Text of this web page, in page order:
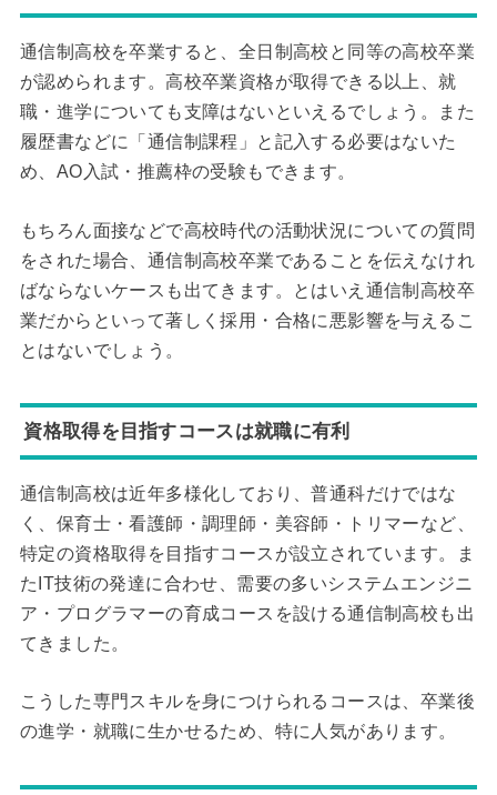
通信制高校を卒業すると、全日制高校と同等の高校卒業
が認められます。高校卒業資格が取得できる以上、就
職・進学についても支障はないといえるでしょう。また
履歴書などに「通信制課程」と記入する必要はないた
め、AO入試・推薦枠の受験もできます。
もちろん面接などで高校時代の活動状況についての質問
をされた場合、通信制高校卒業であることを伝えなけれ
ばならないケースも出てきます。とはいえ通信制高校卒
業だからといって著しく採用・合格に悪影響を与えるこ
とはないでしょう。
資格取得を目指すコースは就職に有利
通信制高校は近年多様化しており、普通科だけではな
く、保育士・看護師・調理師・美容師・トリマーなど、
特定の資格取得を目指すコースが設立されています。ま
たIT技術の発達に合わせ、需要の多いシステムエンジニ
ア・プログラマーの育成コースを設ける通信制高校も出
てきました。
こうした専門スキルを身につけられるコースは、卒業後
の進学・就職に生かせるため、特に人気があります。